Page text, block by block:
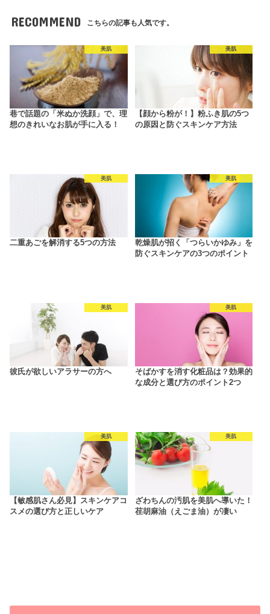
RECOMMEND こちらの記事も人気です。
美肌
巷で話題の「米ぬか洗顔」で、理
想のきれいなお肌が手に入る！
美肌
【顔から粉が！】粉ふき肌の5つ
の原因と防ぐスキンケア方法
美肌
二重あごを解消する5つの方法
美肌
乾燥肌が招く「つらいかゆみ」を
防ぐスキンケアの3つのポイント
美肌
彼氏が欲しいアラサーの方へ
美肌
そばかすを消す化粧品は？効果的
な成分と選び方のポイント2つ
美肌
【敏感肌さん必見】スキンケアコ
スメの選び方と正しいケア
美肌
ざわちんの汚肌を美肌へ導いた！
荏胡麻油（えごま油）が凄い